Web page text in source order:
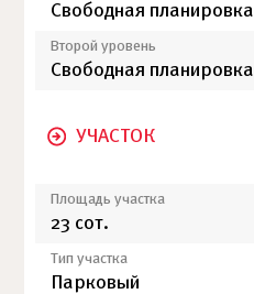
Свободная планировка
Второй уровень
Свободная планировка
УЧАСТОК
Площадь участка
23 сот.
Тип участка
Парковый